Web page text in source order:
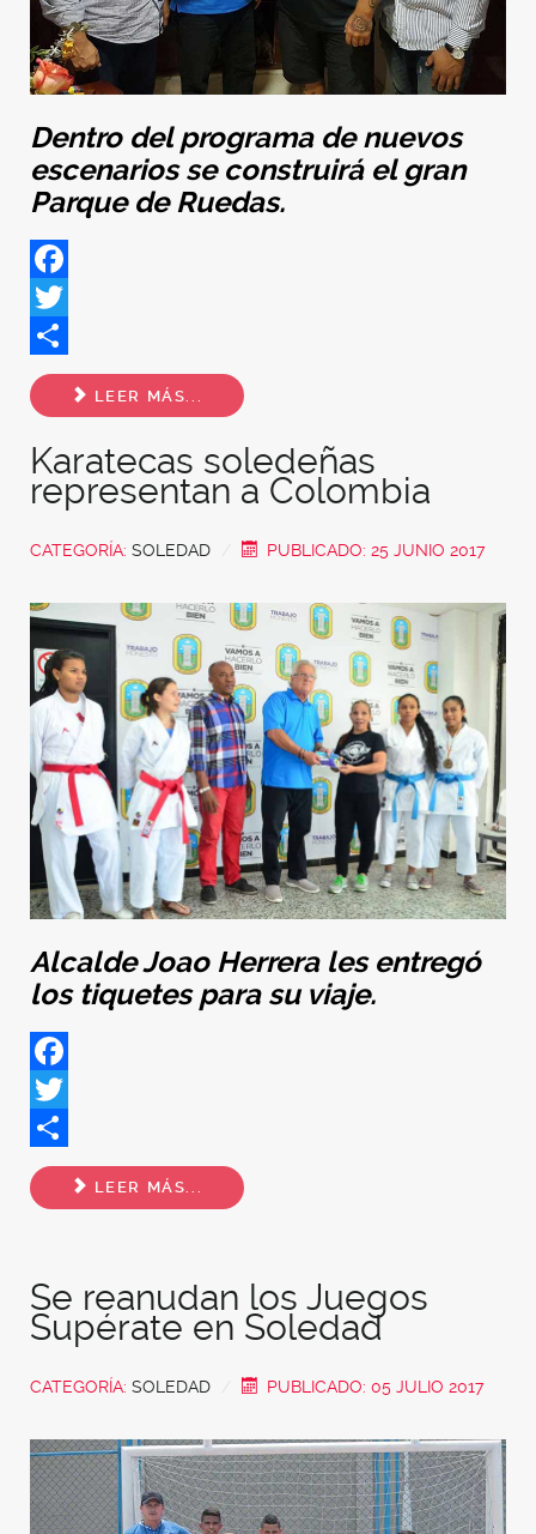
Dentro del programa de nuevos
escenarios se construirá el gran
Parque de Ruedas.
Facebook
Twitter
Share
LEER MÁS...
Karatecas soledeñas
representan a Colombia
CATEGORÍA: SOLEDAD PUBLICADO: 25 JUNIO 2017
Alcalde Joao Herrera les entregó
los tiquetes para su viaje.
Facebook
Twitter
Share
LEER MÁS...
Se reanudan los Juegos
Supérate en Soledad
CATEGORÍA: SOLEDAD PUBLICADO: 05 JULIO 2017